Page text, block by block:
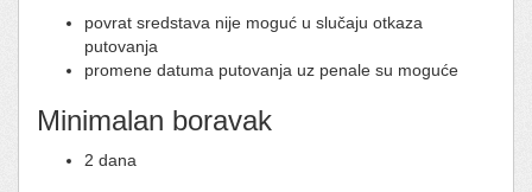
povrat sredstava nije moguć u slučaju otkaza
putovanja
promene datuma putovanja uz penale su moguće
Minimalan boravak
2 dana